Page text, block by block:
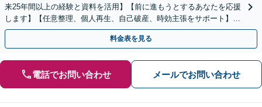
来25年間以上の経験と資料を活用】【前に進もうとするあなたを応援
します】【任意整理、個人再生、自己破産、時効主張をサポート】
【地元弁護士ならではのリーズナブルな料金】
料金表を見る
電話でお問い合わせ メールでお問い合わせ